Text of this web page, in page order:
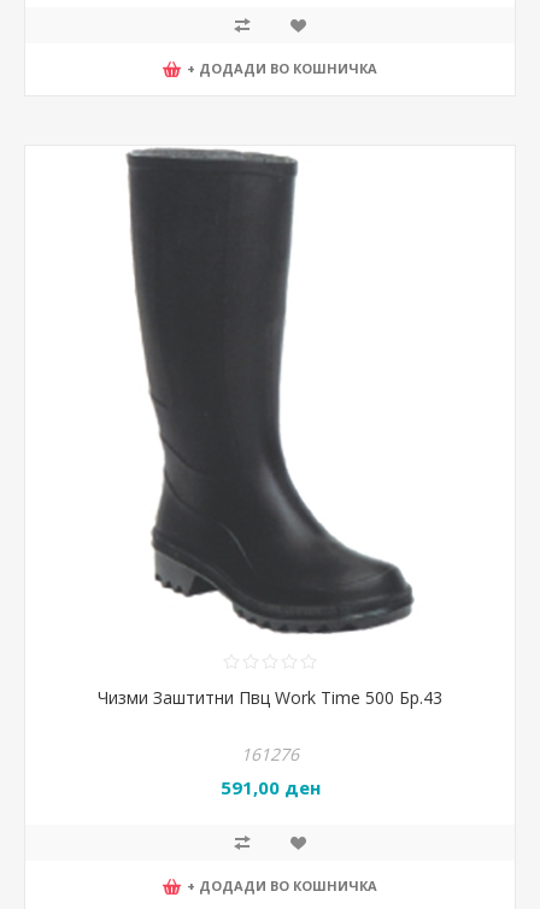
+ ДОДАДИ ВО КОШНИЧКА
Чизми Заштитни Пвц Work Time 500 Бр.43
161276
591,00 ден
+ ДОДАДИ ВО КОШНИЧКА